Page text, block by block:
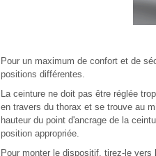
Pour un maximum de confort et de
positions différentes.
La ceinture ne doit pas être réglée
en travers du thorax et se trouve au
hauteur du point d'ancrage de la
position appropriée.
Pour monter le dispositif, tirez-le